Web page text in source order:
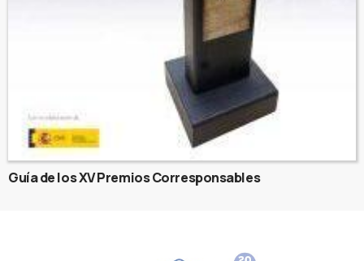
Guía de los XV Premios Corresponsables